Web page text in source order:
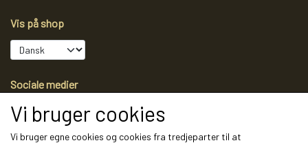
Vis på shop
Sociale medier
Vi bruger cookies
Vi bruger egne cookies og cookies fra tredjeparter til at